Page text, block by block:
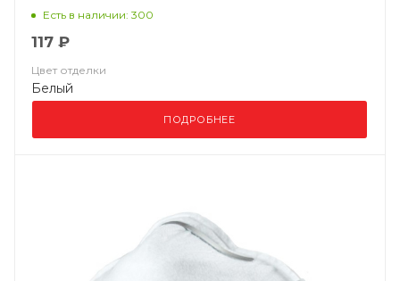
ВМ 8132 FFP3 NR D
Есть в наличии: 300
117 ₽
Цвет отделки
Белый
ПОДРОБНЕЕ